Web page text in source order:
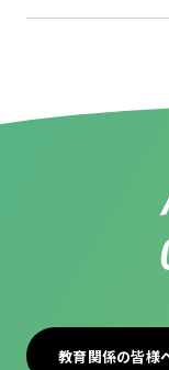
教育関係の皆様